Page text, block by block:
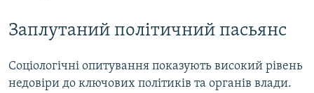
Заплутаний політичний пасьянс
Соціологічні опитування показують високий рівень
недовіри до ключових політиків та органів влади.